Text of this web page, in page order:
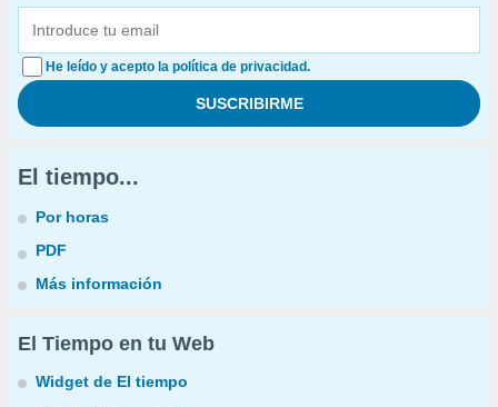
He leído y acepto la política de privacidad.
El tiempo...
Por horas
PDF
Más información
El Tiempo en tu Web
Widget de El tiempo